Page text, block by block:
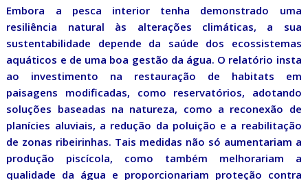
Embora a pesca interior tenha demonstrado uma
resiliência natural às alterações climáticas, a sua
sustentabilidade depende da saúde dos ecossistemas
aquáticos e de uma boa gestão da água. O relatório insta
ao investimento na restauração de habitats em
paisagens modificadas, como reservatórios, adotando
soluções baseadas na natureza, como a reconexão de
planícies aluviais, a redução da poluição e a reabilitação
de zonas ribeirinhas. Tais medidas não só aumentariam a
produção piscícola, como também melhorariam a
qualidade da água e proporcionariam proteção contra